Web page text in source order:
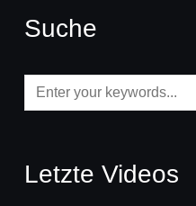
Suche
Letzte Videos